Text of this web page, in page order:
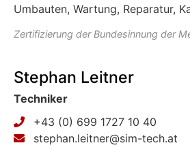
Umbauten, Wartung, Reparatur,
Zertifizierung der Bundesinnung der
Stephan Leitner
Techniker
+43 (0) 699 1727 10 40
stephan.leitner@sim-tech.at